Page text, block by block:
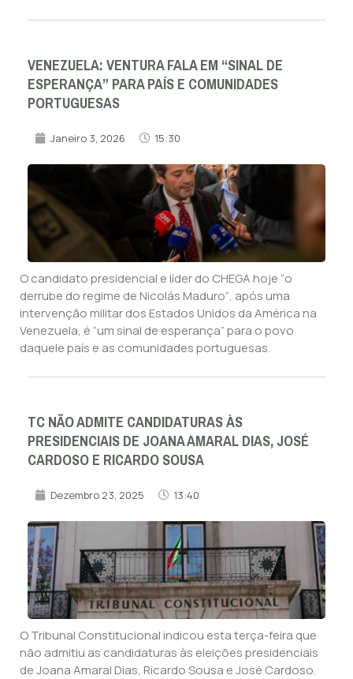
VENEZUELA: VENTURA FALA EM “SINAL DE
ESPERANÇA” PARA PAÍS E COMUNIDADES
PORTUGUESAS
Janeiro 3, 2026 15:30
O candidato presidencial e líder do CHEGA hoje “o
derrube do regime de Nicolás Maduro“, após uma
intervenção militar dos Estados Unidos da América na
Venezuela, é “um sinal de esperança” para o povo
daquele país e as comunidades portuguesas.
TC NÃO ADMITE CANDIDATURAS ÀS
PRESIDENCIAIS DE JOANA AMARAL DIAS, JOSÉ
CARDOSO E RICARDO SOUSA
Dezembro 23, 2025 13:40
O Tribunal Constitucional indicou esta terça-feira que
não admitiu as candidaturas às eleições presidenciais
de Joana Amaral Dias, Ricardo Sousa e José Cardoso.